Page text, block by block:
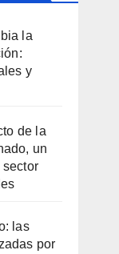
la
y
de la
un
sector
las
por